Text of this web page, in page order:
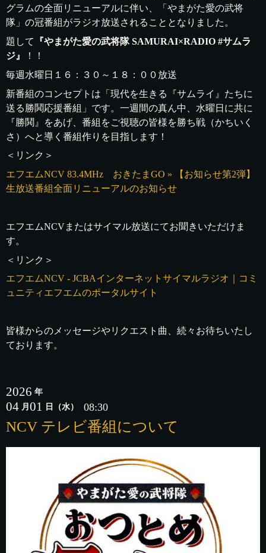
グラムの全面リニューアルに伴い、「やまがた愛の武将
隊」の冠番組がラジオ放送されることとなりました。
題して
『やまがた愛の武将隊 SAMURAI×RADIO #サムラ
ジ』
！！
毎週水曜日１６：３０～１８：００放送
新番組のコンセプトは「現代を生きる『サムライ』たちに
送る勝鬨応援番組」です。一週間の真ん中、水曜日に共に
『勝鬨』をあげ、番組をご視聴の皆様を勝ち戦（かちいく
さ）へと導く番組作りを目指します！
＜リンク＞
エフエムNCV 83.4MHz おきたまGO » 【お知らせ第2弾】
生放送番組全面リニューアルのお知らせ
エフエムNCVまたはサイマル放送にてお聞きいただけま
す。
＜リンク＞
エフエムNCV - JCBAインターネットサイマルラジオ｜コミ
ュニティエフエムのポータルサイト
皆様からのメッセージやリクエスト曲、続々お待ちいたし
ております。
2026 年
04 月 01 日 （水） 08:30
NCV テレビ番組について